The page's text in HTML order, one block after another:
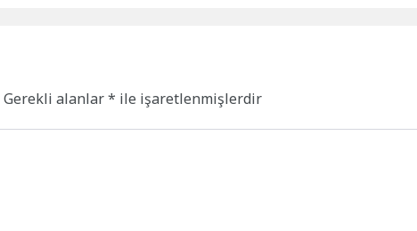
Gerekli alanlar* ile işaretlenmişlerdir